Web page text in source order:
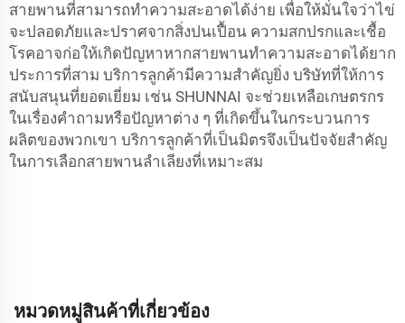
สายพานที่สามารถทำความสะอาดได้ง่าย เพื่อให้มั่นใจว่าไข่
จะปลอดภัยและปราศจากสิ่งปนเปื้อน ความสกปรกและเชื้อ
โรคอาจก่อให้เกิดปัญหาหากสายพานทำความสะอาดได้ยาก
ประการที่สาม บริการลูกค้ามีความสำคัญยิ่ง บริษัทที่ให้การ
สนับสนุนที่ยอดเยี่ยม เช่น SHUNNAI จะช่วยเหลือเกษตรกร
ในเรื่องคำถามหรือปัญหาต่าง ๆ ที่เกิดขึ้นในกระบวนการ
ผลิตของพวกเขา บริการลูกค้าที่เป็นมิตรจึงเป็นปัจจัยสำคัญ
ในการเลือกสายพานลำเลียงที่เหมาะสม
หมวดหมู่สินค้าที่เกี่ยวข้อง